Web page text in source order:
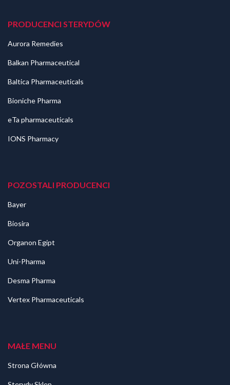
PRODUCENCI STERYDÓW
Aurora Remedies
Balkan Pharmaceutical
Baltica Pharmaceuticals
Bioniche Pharma
eTa pharmaceuticals
IONS Pharmacy
POZOSTALI PRODUCENCI
Bayer
Biosira
Organon Egipt
Uni-Pharma
Desma Pharma
Vertex Pharmaceuticals
MAŁE MENU
Strona Główna